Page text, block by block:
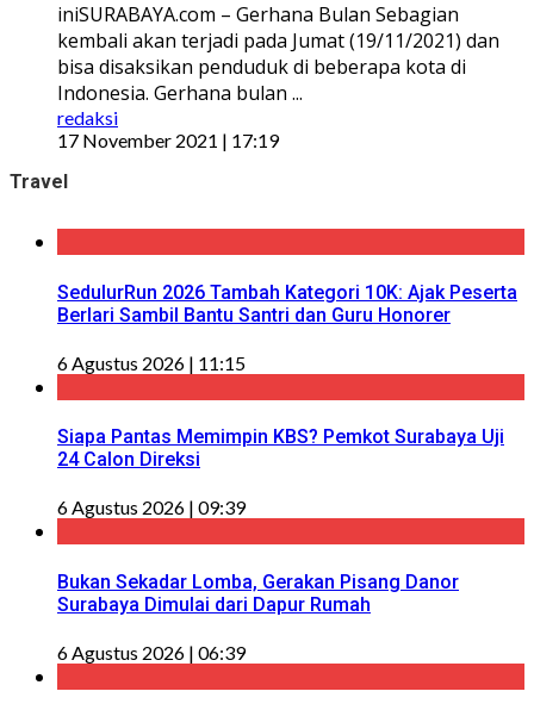
iniSURABAYA.com – Gerhana Bulan Sebagian
kembali akan terjadi pada Jumat (19/11/2021) dan
bisa disaksikan penduduk di beberapa kota di
Indonesia. Gerhana bulan ...
redaksi
17 November 2021 | 17:19
Travel
SedulurRun 2026 Tambah Kategori 10K: Ajak Peserta
Berlari Sambil Bantu Santri dan Guru Honorer
6 Agustus 2026 | 11:15
Siapa Pantas Memimpin KBS? Pemkot Surabaya Uji
24 Calon Direksi
6 Agustus 2026 | 09:39
Bukan Sekadar Lomba, Gerakan Pisang Danor
Surabaya Dimulai dari Dapur Rumah
6 Agustus 2026 | 06:39